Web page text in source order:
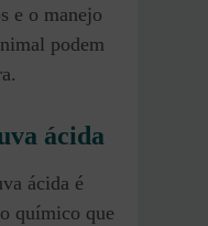
e o manejo
podem
ácida
ácida é
químico que